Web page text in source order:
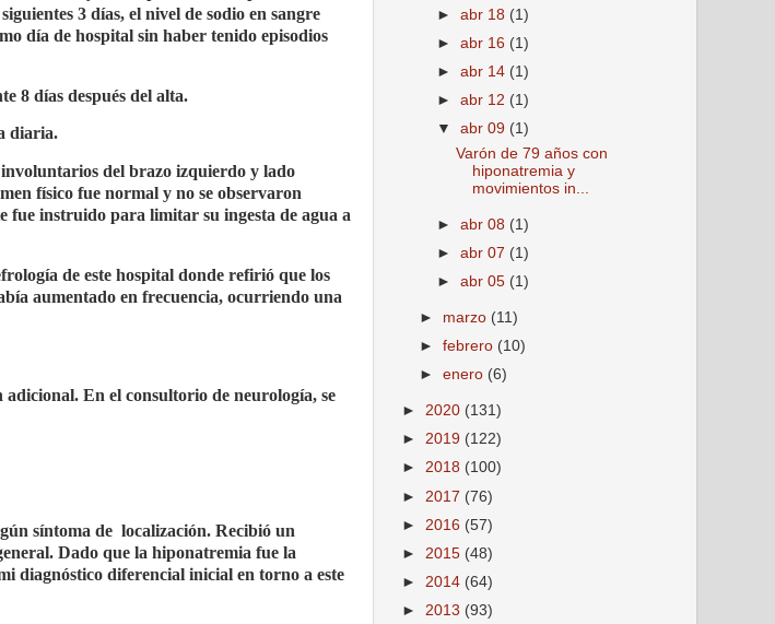
3 días, el nivel de sodio en sangre
día de hospital sin haber tenido episodios
8 días después del alta.
diaria.
involuntarios del brazo izquierdo y lado
físico fue normal y no se observaron
instruido para limitar su ingesta de agua a
de este hospital donde refirió que los
aumentado en frecuencia, ocurriendo una
En el consultorio de neurología, se
síntoma de localización. Recibió un
Dado que la hiponatremia fue la
diagnóstico diferencial inicial en torno a este
►abr 18 (1)
►abr 16 (1)
►abr 14 (1)
►abr 12 (1)
▼abr 09 (1)
Varón de 79 años con
hiponatremia y
movimientos in...
►abr 08 (1)
►abr 07 (1)
►abr 05 (1)
► marzo (11)
►febrero (10)
►enero (6)
► 2020 (131)
► 2019 (122)
► 2018 (100)
► 2017 (76)
► 2016 (57)
► 2015 (48)
► 2014 (64)
► 2013 (93)